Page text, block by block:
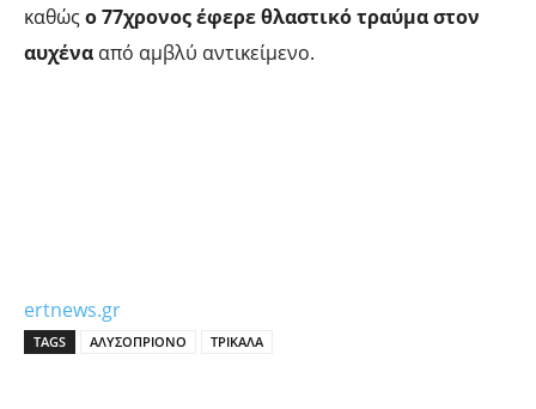
καθώς ο 77χρονος έφερε θλαστικό τραύμα στον
αυχένα από αμβλύ αντικείμενο.
ertnews.gr
TAGS ΑΛΥΣΟΠΡΙΟΝΟ ΤΡΙΚΑΛΑ